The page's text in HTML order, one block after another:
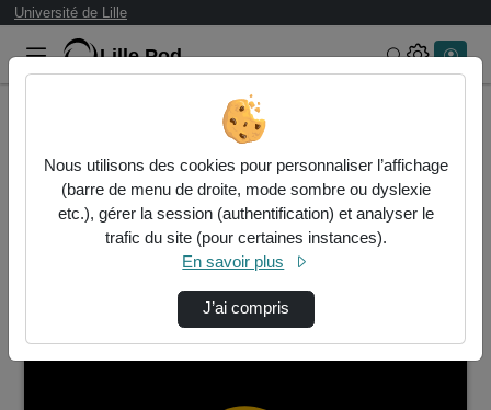
Université de Lille
Lille.Pod Rechercher
17 vidéos trouvées
Vidéo Statistiques de vues
Nous utilisons des cookies pour personnaliser l’affichage
(barre de menu de droite, mode sombre ou dyslexie
etc.), gérer la session (authentification) et analyser le
trafic du site (pour certaines instances).
En savoir plus
J’ai compris